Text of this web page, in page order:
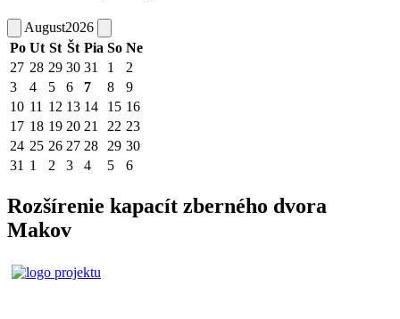
August2026
Po Ut St Št Pia So Ne
27 28 29 30 31 1
2
3
4 5 6 7 8
9
10 11 12 13 14 15 16
17 18 19 20 21 22 23
24 25 26 27 28 29 30
31 1 2 3 4 5 6
Rozšírenie kapacít zberného dvora
Makov